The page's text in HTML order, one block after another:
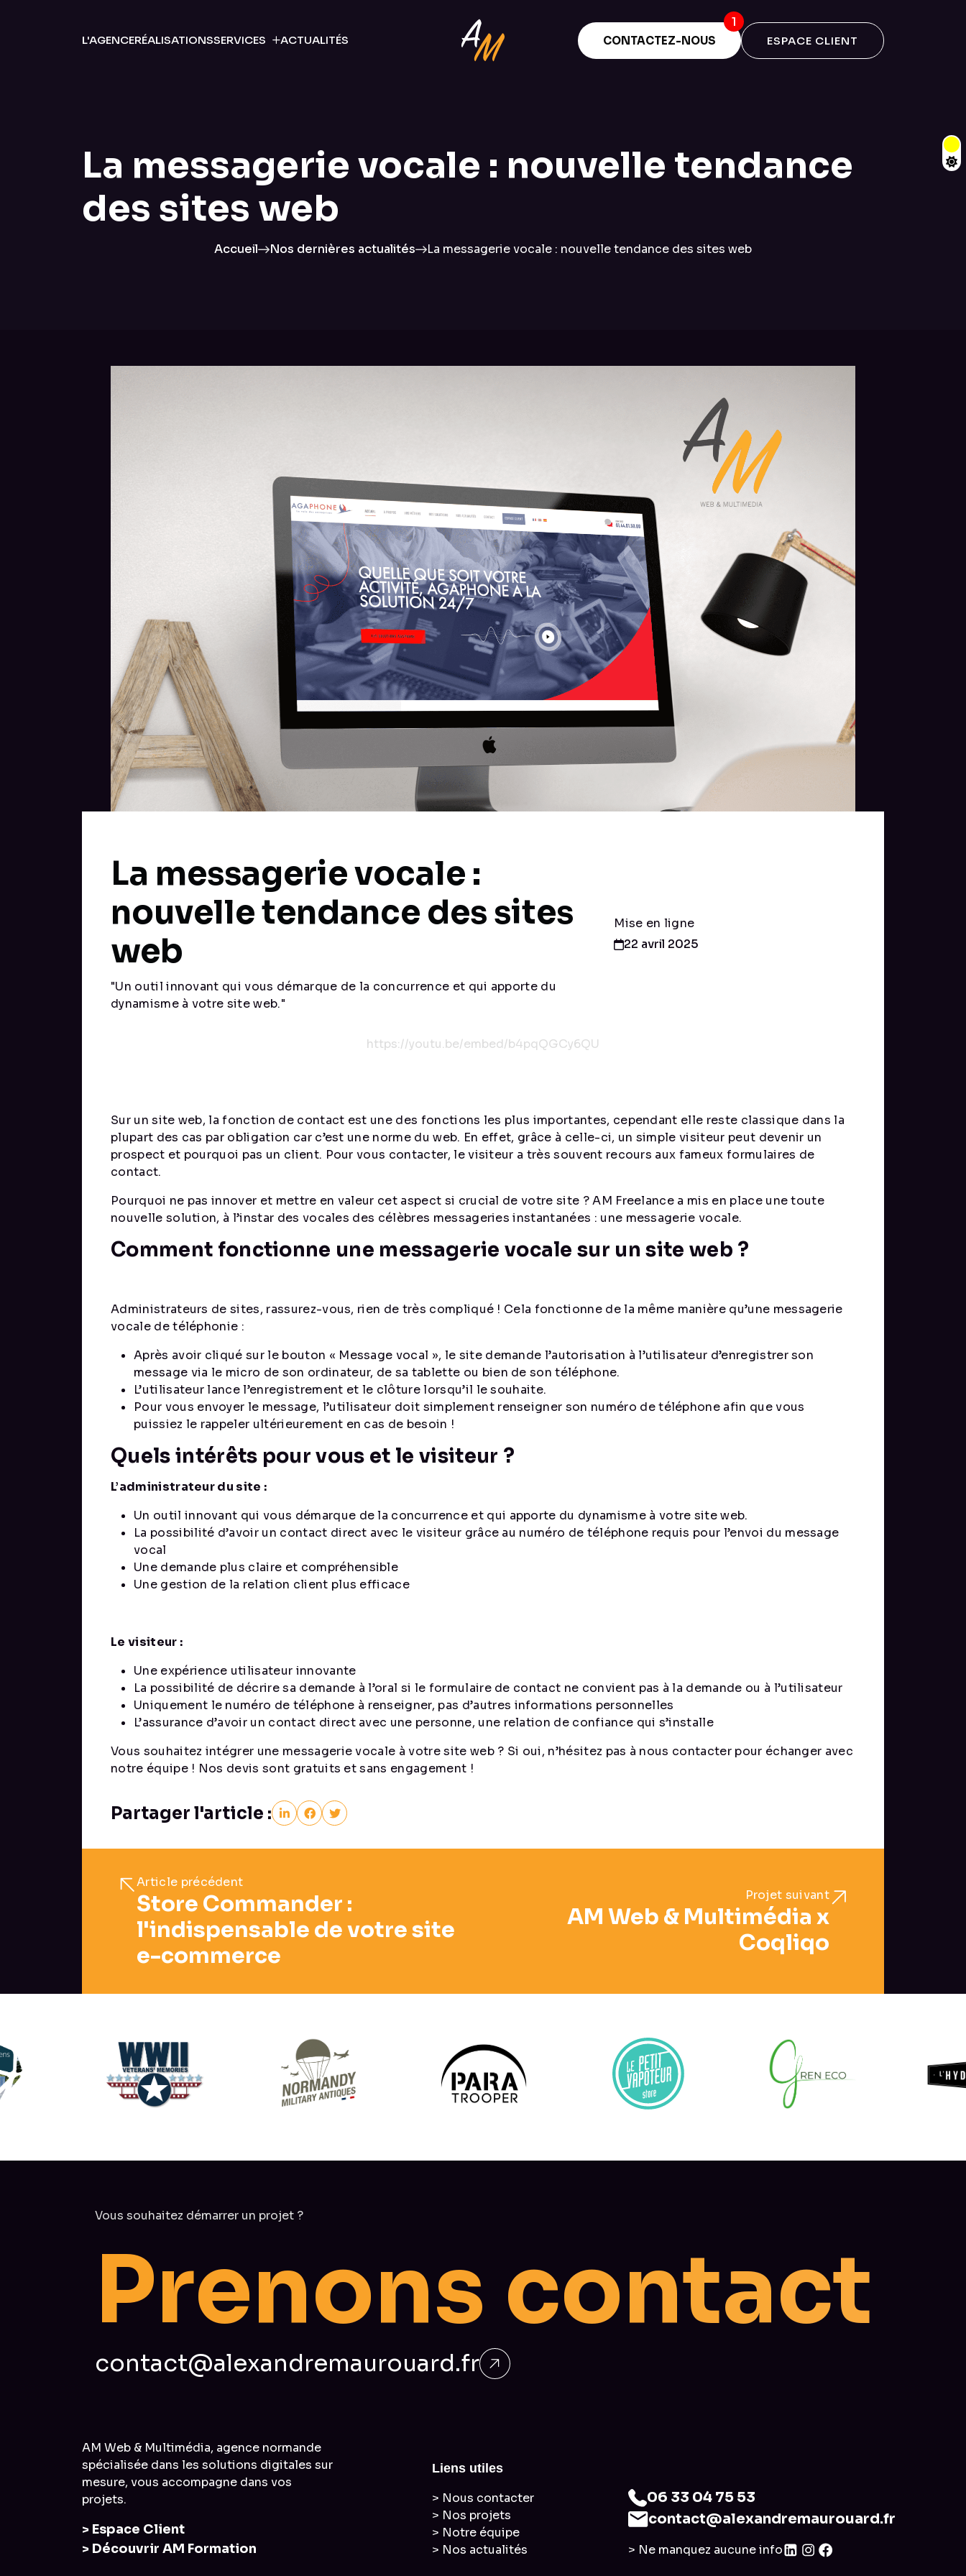
L'AGENCERÉALISATIONSSERVICES ACTUALITÉS CONTACTEZ-NOUS ESPACE CLIENT
La messagerie vocale : nouvelle tendance
des sites web
Accueil Nos dernières actualités La messagerie vocale : nouvelle tendance des sites web
La messagerie vocale :
nouvelle tendance des sites
web
"Un outil innovant qui vous démarque de la concurrence et qui apporte du
dynamisme à votre site web."
Mise en ligne
22 avril 2025
https://youtu.be/embed/b4pqQGCy6QU
Sur un site web, la fonction de contact est une des fonctions les plus importantes, cependant elle reste classique dans la
plupart des cas par obligation car c’est une norme du web. En effet, grâce à celle-ci, un simple visiteur peut devenir un
prospect et pourquoi pas un client. Pour vous contacter, le visiteur a très souvent recours aux fameux formulaires de
contact.
Pourquoi ne pas innover et mettre en valeur cet aspect si crucial de votre site ? AM Freelance a mis en place une toute
nouvelle solution, à l’instar des vocales des célèbres messageries instantanées : une messagerie vocale.
Comment fonctionne une messagerie vocale sur un site web ?
Administrateurs de sites, rassurez-vous, rien de très compliqué ! Cela fonctionne de la même manière qu’une messagerie
vocale de téléphonie :
Après avoir cliqué sur le bouton « Message vocal », le site demande l’autorisation à l’utilisateur d’enregistrer son
message via le micro de son ordinateur, de sa tablette ou bien de son téléphone.
L’utilisateur lance l’enregistrement et le clôture lorsqu’il le souhaite.
Pour vous envoyer le message, l’utilisateur doit simplement renseigner son numéro de téléphone afin que vous
puissiez le rappeler ultérieurement en cas de besoin !
Quels intérêts pour vous et le visiteur ?
L’administrateur du site :
Un outil innovant qui vous démarque de la concurrence et qui apporte du dynamisme à votre site web.
La possibilité d’avoir un contact direct avec le visiteur grâce au numéro de téléphone requis pour l’envoi du message
vocal
Une demande plus claire et compréhensible
Une gestion de la relation client plus efficace
Le visiteur :
Une expérience utilisateur innovante
La possibilité de décrire sa demande à l’oral si le formulaire de contact ne convient pas à la demande ou à l’utilisateur
Uniquement le numéro de téléphone à renseigner, pas d’autres informations personnelles
L’assurance d’avoir un contact direct avec une personne, une relation de confiance qui s’installe
Vous souhaitez intégrer une messagerie vocale à votre site web ? Si oui, n’hésitez pas à nous contacter pour échanger avec
notre équipe ! Nos devis sont gratuits et sans engagement !
Partager l'article :
Article précédent
Store Commander :
l'indispensable de votre site
e-commerce
Projet suivant
AM Web & Multimédia x
Coqliqo
Vous souhaitez démarrer un projet ?
Prenons contact
contact@alexandremaurouard.fr
AM Web & Multimédia, agence normande
spécialisée dans les solutions digitales sur
mesure, vous accompagne dans vos
projets.
> Espace Client
> Découvrir AM Formation
Liens utiles
> Nous contacter
> Nos projets
> Notre équipe
> Nos actualités
06 33 04 75 53
contact@alexandremaurouard.fr
> Ne manquez aucune info